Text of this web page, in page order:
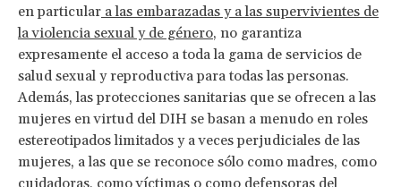
en particular a las embarazadas y a las supervivientes de
la violencia sexual y de género, no garantiza
expresamente el acceso a toda la gama de servicios de
salud sexual y reproductiva para todas las personas.
Además, las protecciones sanitarias que se ofrecen a las
mujeres en virtud del DIH se basan a menudo en roles
estereotipados limitados y a veces perjudiciales de las
mujeres, a las que se reconoce sólo como madres, como
cuidadoras, como víctimas o como defensoras del